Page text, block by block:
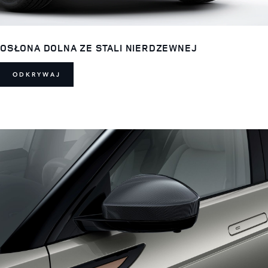
OSŁONA DOLNA ZE STALI NIERDZEWNEJ
ODKRYWAJ